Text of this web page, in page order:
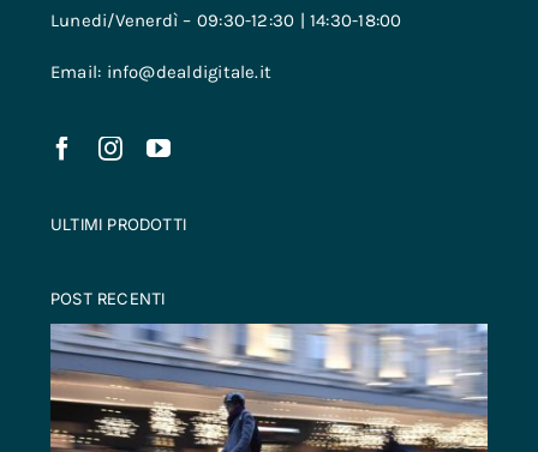
Lunedi/Venerdì – 09:30-12:30 | 14:30-18:00
Email: info@dealdigitale.it
ULTIMI PRODOTTI
POST RECENTI